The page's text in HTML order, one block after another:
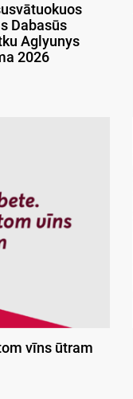
Dabasūs
Aglyunys
2026
vīns ūtram